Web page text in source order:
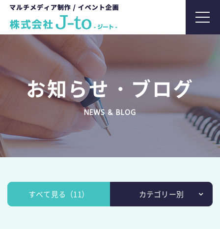
t
o
a
v
g
t
i
o
お知らせ・ブログ
NEWS & BLOG
すべて見る（11） カテゴリー別